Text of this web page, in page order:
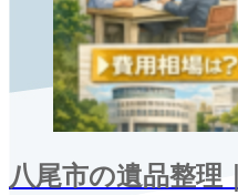
八尾市の遺品整理